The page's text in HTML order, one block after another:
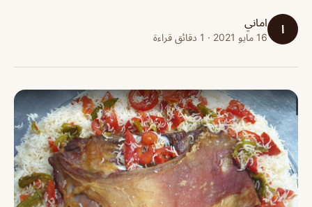
ا اماني
16 مايو 2021 · 1 دقائق قراءة